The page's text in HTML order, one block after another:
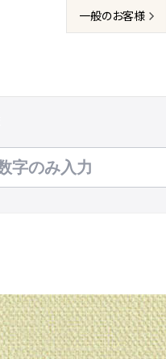
一般のお客様